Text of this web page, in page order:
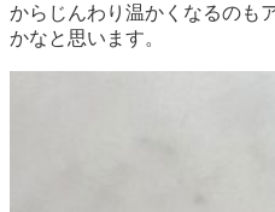
からじんわり温かくなるのも
かなと思います。